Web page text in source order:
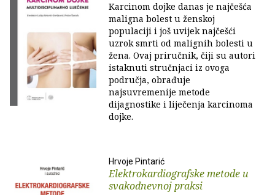
Karcinom dojke danas je najčešća
maligna bolest u ženskoj
populaciji i još uvijek najčešći
uzrok smrti od malignih bolesti u
žena. Ovaj priručnik, čiji su autori
istaknuti stručnjaci iz ovoga
područja, obrađuje
najsuvremenije metode
dijagnostike i liječenja karcinoma
dojke.
Hrvoje Pintarić
Elektrokardiografske metode u
svakodnevnoj praksi